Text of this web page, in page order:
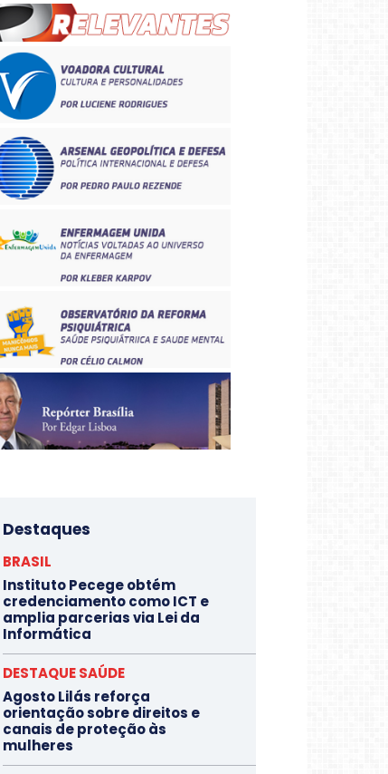
Destaques
BRASIL
Instituto Pecege obtém
credenciamento como ICT e
amplia parcerias via Lei da
Informática
DESTAQUE SAÚDE
Agosto Lilás reforça
orientação sobre direitos e
canais de proteção às
mulheres